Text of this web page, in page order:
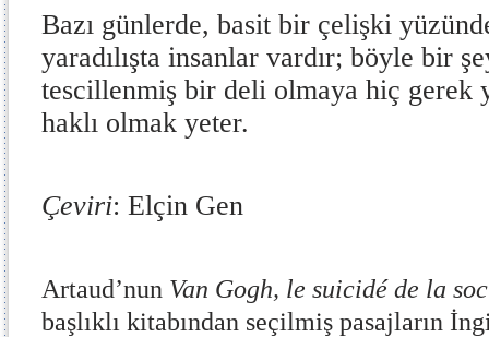
Bazı günlerde, basit bir çelişki
yaradılışta insanlar vardır; böyle bir
tescillenmiş bir deli olmaya hiç gerek
haklı olmak yeter.
Çeviri: Elçin Gen
Artaud’nun Van Gogh, le suicidé de la
başlıklı kitabından seçilmiş pasajların